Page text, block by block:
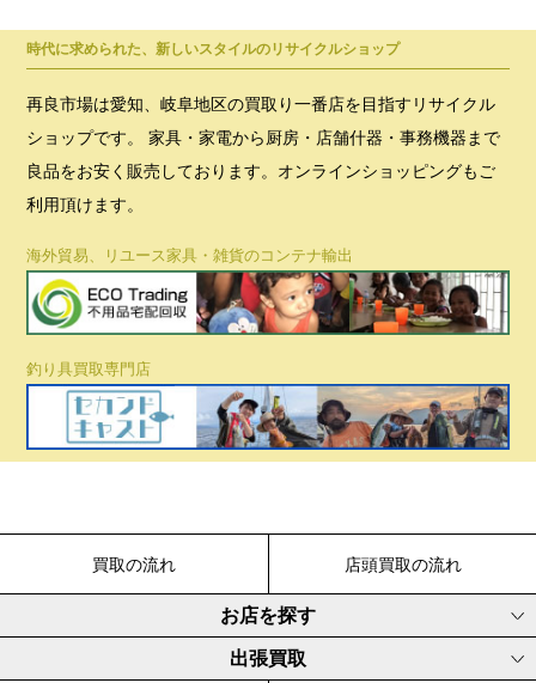
時代に求められた、新しいスタイルのリサイクルショップ
再良市場は愛知、岐阜地区の買取り一番店を目指すリサイクル
ショップです。 家具・家電から厨房・店舗什器・事務機器まで
良品をお安く販売しております。オンラインショッピングもご
利用頂けます。
海外貿易、リユース家具・雑貨のコンテナ輸出
釣り具買取専門店
買取の流れ 店頭買取の流れ
お店を探す
出張買取